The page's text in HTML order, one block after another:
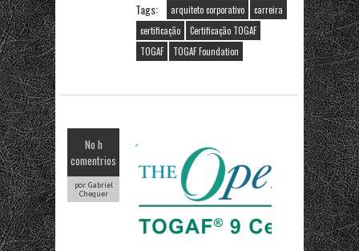
Tags: arquiteto corporativo
carreira
certificação
Certificação TOGAF
TOGAF
TOGAF Foundation
No h
comentrios
por Gabriel
Chequer